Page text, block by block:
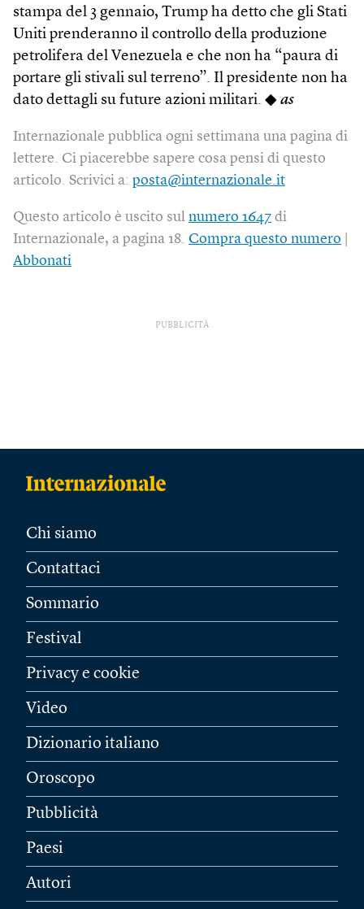
stampa del 3 gennaio, Trump ha detto che gli Stati
Uniti prenderanno il controllo della produzione
petrolifera del Venezuela e che non ha “paura di
portare gli stivali sul terreno”. Il presidente non ha
dato dettagli su future azioni militari. ◆ as
Internazionale pubblica ogni settimana una pagina di
lettere. Ci piacerebbe sapere cosa pensi di questo
articolo. Scrivici a: posta@internazionale.it
Questo articolo è uscito sul numero 1647 di
Internazionale, a pagina 18. Compra questo numero
Abbonati
PUBBLICITÀ
Chi siamo
Contattaci
Sommario
Festival
Privacy e cookie
Video
Dizionario italiano
Oroscopo
Pubblicità
Paesi
Autori